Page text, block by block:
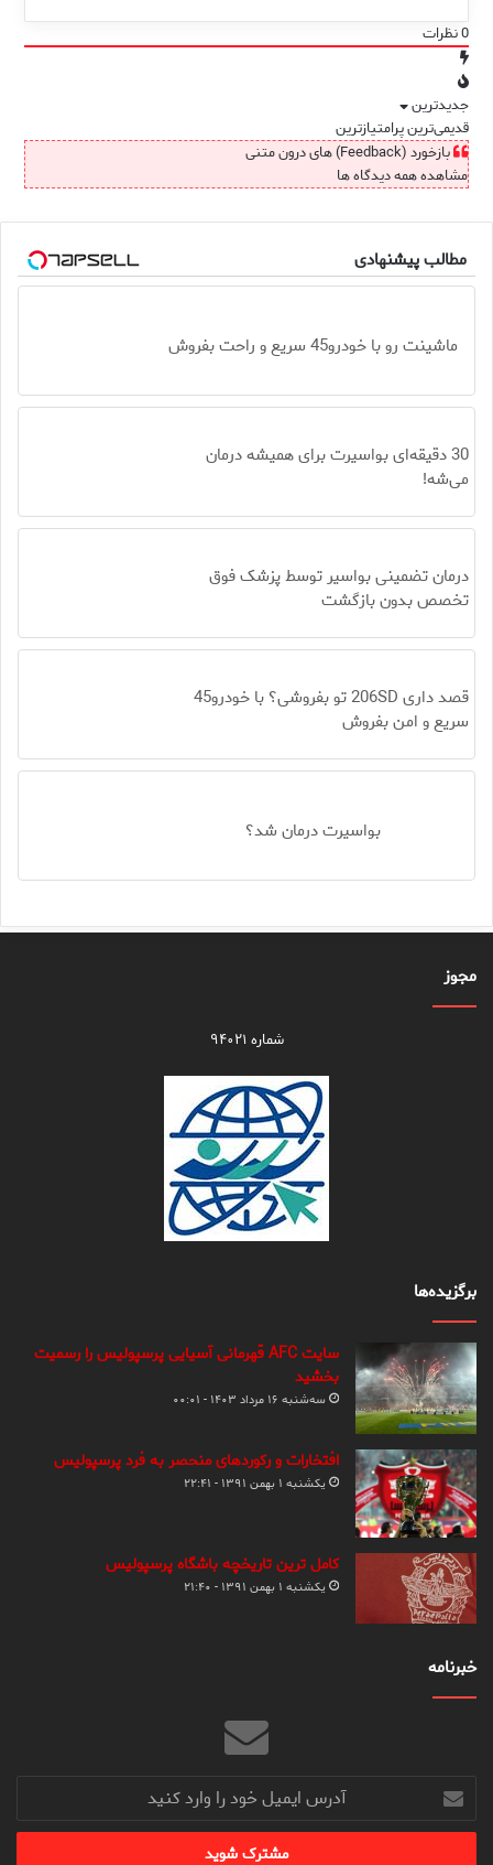
0نظرات
جدیدترین
قدیمی‌ترینپرامتیازترین
بازخورد (Feedback) های درون متنی
مشاهده همه دیدگاه ها
مطالب پیشنهادی
ماشینت رو با خودرو45 سریع و راحت بفروش
30 دقیقه‌ای بواسیرت برای همیشه درمان
می‌شه!
درمان تضمینی بواسیر توسط پزشک فوق
تخصص بدون بازگشت
قصد داری 206SD تو بفروشی؟ با خودرو45
سریع و امن بفروش
بواسیرت درمان شد؟
مجوز
شماره ۹۴۰۲۱
برگزیده‌ها
سایت AFC قهرمانی آسیایی پرسپولیس را رسمیت
بخشید
سه‌شنبه ۱۶ مرداد ۱۴۰۳ - ۰۰:۰۱
افتخارات و رکوردهای منحصر به فرد پرسپولیس
یکشنبه ۱ بهمن ۱۳۹۱ - ۲۲:۴۱
کامل ترین تاریخچه باشگاه پرسپولیس
یکشنبه ۱ بهمن ۱۳۹۱ - ۲۱:۴۰
خبرنامه
آدرس
ایمیل
خود